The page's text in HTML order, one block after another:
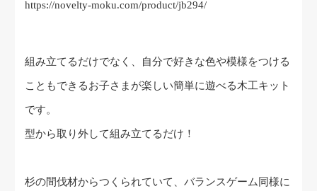
https://novelty-moku.com/product/jb294/
組み立てるだけでなく、自分で好きな色や模様をつける
こともできるお子さまが楽しい簡単に遊べる木工キット
です。
型から取り外して組み立てるだけ！
杉の間伐材からつくられていて、バランスゲーム同様に